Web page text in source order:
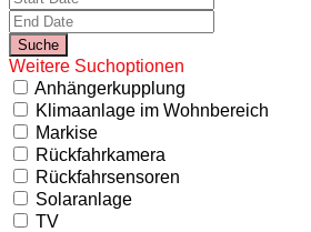
Weitere Suchoptionen
Anhängerkupplung
Klimaanlage im Wohnbereich
Markise
Rückfahrkamera
Rückfahrsensoren
Solaranlage
TV